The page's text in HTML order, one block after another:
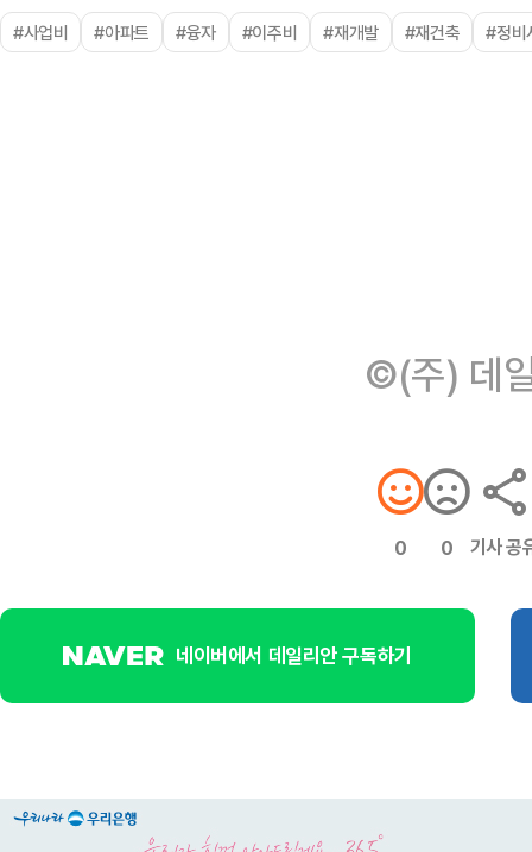
#사업비 #아파트 #융자 #이주비 #재개발 #재건축 #정비
©(주) 데
0 0 기사 공
네이버에서 데일리안 구독하기